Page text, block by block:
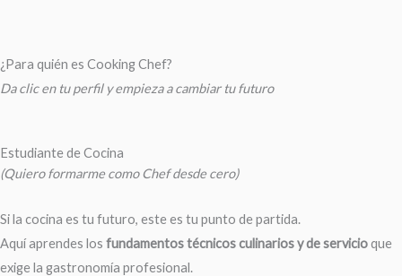
¿Para quién es Cooking Chef?
Da clic en tu perfil y empieza a cambiar tu futuro
Estudiante de Cocina
(Quiero formarme como Chef desde cero)
Si la cocina es tu futuro, este es tu punto de partida.
Aquí aprendes los fundamentos técnicos culinarios y de servicioque
exige la gastronomía profesional.